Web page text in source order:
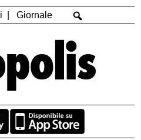
Giornale